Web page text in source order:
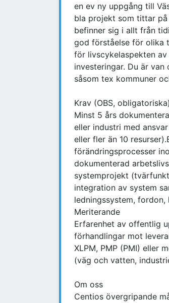
en ev ny uppgång till
bla projekt som tittar
befinner sig i allt från
god förståelse för olika
för livscykelaspekten
investeringar. Du är
såsom tex kommuner
Krav (OBS, obligatoriska)
Minst 5 års
eller industri med
eller fler än 10
förändringsprocesser
dokumenterad
systemprojekt
integration av system
ledningssystem,
Meriterande
Erfarenhet av offentlig
förhandlingar mot
XLPM, PMP (PMI) eller
(väg och vatten,
Om oss
Centios övergripande